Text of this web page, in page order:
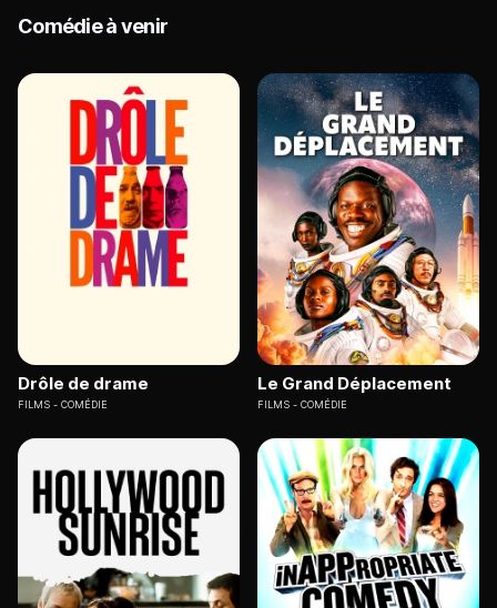
Comédie à venir
Drôle de drame
FILMS COMÉDIE
Le Grand Déplacement
FILMS COMÉDIE